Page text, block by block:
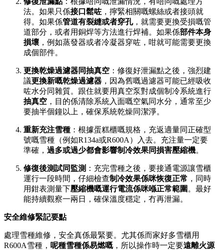
法。如果只係接口鬆咗 ，擰緊相關嘅螺絲或者接頭就
得。如果係管道有裂縫或者穿孔，就需要更換受損嘅管
道部分，或者用銅焊等方法進行焊補。如果係部件本身
損壞 ，例如蒸發器或者冷凝器穿咗，咁就可能需要更換
成個部件。
更換乾燥過濾器同抽真空 ：修復好泄漏點之後，強烈建
議更換新嘅乾燥過濾器 ，因為舊嘅過濾器可能已經吸收
咗水分同雜質。跟住就要用真空泵對成個制冷系統進行
抽真空 ，目的係清除系統入面嘅空氣同水分，通常至少
要抽半個鐘以上，確保系統乾燥同潔淨。
重新充注雪種 ：根據蛋糕櫃嘅規格，充返適量同正確型
號嘅雪種（例如R134a或R600A）入去。充注量一定要
準確， 過多或過少都會影響制冷效果同損害壓縮機。
修復後測試同監測 ：充完雪種之後，要接通電源讓雪櫃
運行一段時間，仔細檢查制冷效果係咪恢復正常 ，同時
用鉗表測量下壓縮機嘅運行電流係咪喺正常範圍 。最好
能持續觀察一兩日，確保溫度穩定，冇再泄漏。
安全維修緊記要點
處理雪種維修，安全真係最緊要。尤其係而家好多雪櫃用
R600A雪種， 呢種雪種係易燃嘅，所以操作時一定要遠離火源